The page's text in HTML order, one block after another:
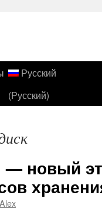
Русский
(Русский)
новый
Alex